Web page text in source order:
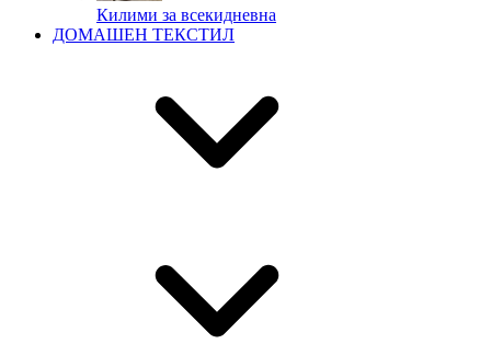
Килими за всекидневна
ДОМАШЕН ТЕКСТИЛ